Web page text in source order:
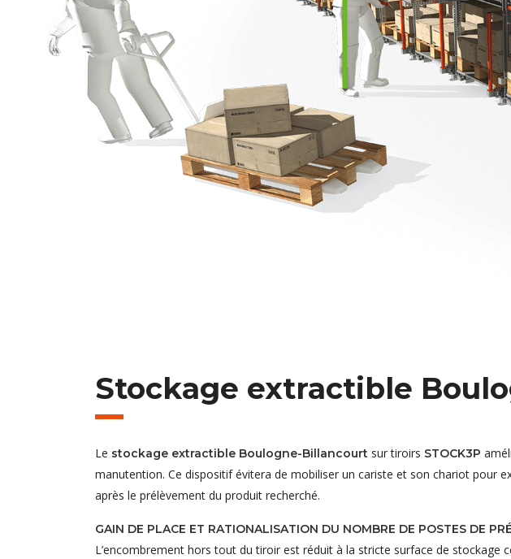
Stockage extractible
Le stockage extractible Boulogne-Billancourt sur tiroirs STOCK3P
manutention. Ce dispositif évitera de mobiliser un cariste et son chariot pour
après le prélèvement du produit recherché.
GAIN DE PLACE ET RATIONALISATION DU NOMBRE DE POSTES DE
L’encombrement hors tout du tiroir est réduit à la stricte surface de